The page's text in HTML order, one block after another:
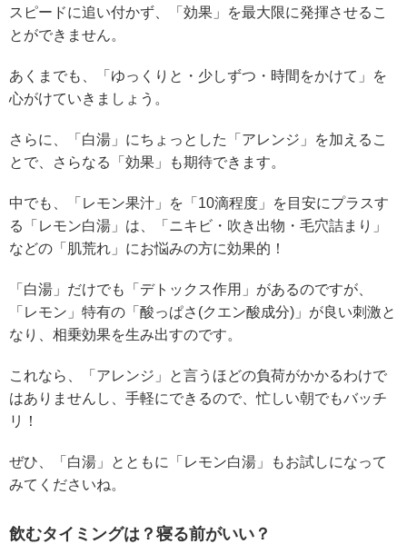
スピードに追い付かず、「効果」を最大限に発揮させるこ
とができません。
あくまでも、「ゆっくりと・少しずつ・時間をかけて」を
心がけていきましょう。
さらに、「白湯」にちょっとした「アレンジ」を加えるこ
とで、さらなる「効果」も期待できます。
中でも、「レモン果汁」を「10滴程度」を目安にプラスす
る「レモン白湯」は、「ニキビ・吹き出物・毛穴詰まり」
などの「肌荒れ」にお悩みの方に効果的！
「白湯」だけでも「デトックス作用」があるのですが、
「レモン」特有の「酸っぱさ(クエン酸成分)」が良い刺激と
なり、相乗効果を生み出すのです。
これなら、「アレンジ」と言うほどの負荷がかかるわけで
はありませんし、手軽にできるので、忙しい朝でもバッチ
リ！
ぜひ、「白湯」とともに「レモン白湯」もお試しになって
みてくださいね。
飲むタイミングは？寝る前がいい？